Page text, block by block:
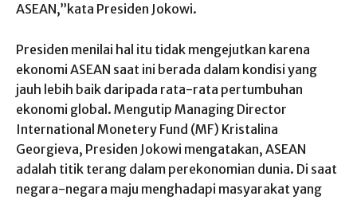
ASEAN,”kata Presiden Jokowi.
Presiden menilai hal itu tidak mengejutkan karena
ekonomi ASEAN saat ini berada dalam kondisi yang
jauh lebih baik daripada rata-rata pertumbuhan
ekonomi global. Mengutip Managing Director
International Monetery Fund (MF) Kristalina
Georgieva, Presiden Jokowi mengatakan, ASEAN
adalah titik terang dalam perekonomian dunia. Di saat
negara-negara maju menghadapi masyarakat yang